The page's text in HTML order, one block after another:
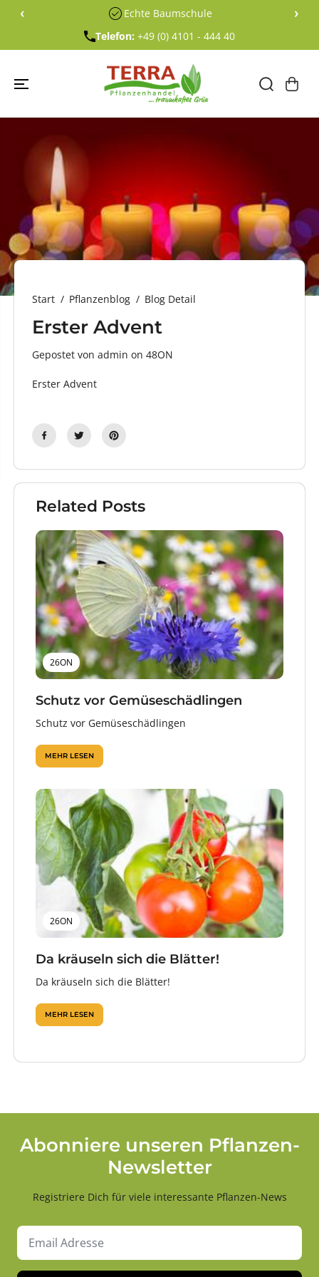
EN SIE ZU
‹ Echte Baumschule ›
Telefon: +49 (0) 4101 - 444 40
Start Pflanzenblog Blog Detail
Erster Advent
Gepostet von admin on 48ON
Erster Advent
Related Posts
26ON
Schutz vor Gemüseschädlingen
Schutz vor Gemüseschädlingen
MEHR LESEN
26ON
Da kräuseln sich die Blätter!
Da kräuseln sich die Blätter!
MEHR LESEN
Abonniere unseren Pflanzen-
Newsletter
Registriere Dich für viele interessante Pflanzen-News